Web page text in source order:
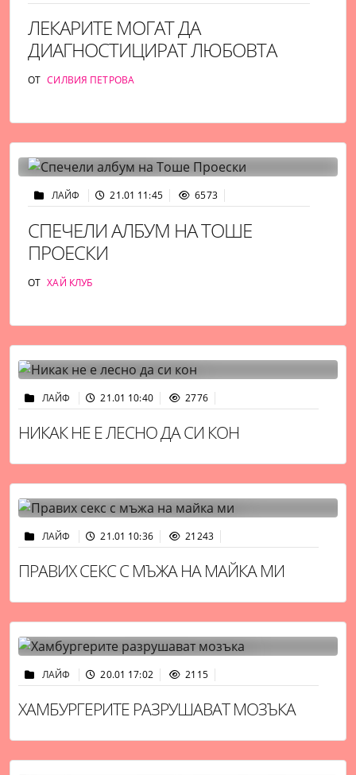
ЛЕКАРИТЕ МОГАТ ДА
ДИАГНОСТИЦИРАТ ЛЮБОВТА
ОТ СИЛВИЯ ПЕТРОВА
ЛАЙФ 21.01 11:45 6573
СПЕЧЕЛИ АЛБУМ НА ТОШЕ
ПРОЕСКИ
ОТ ХАЙ КЛУБ
ЛАЙФ 21.01 10:40 2776
НИКАК НЕ Е ЛЕСНО ДА СИ КОН
ЛАЙФ 21.01 10:36 21243
ПРАВИХ СЕКС С МЪЖА НА МАЙКА МИ
ЛАЙФ 20.01 17:02 2115
ХАМБУРГЕРИТЕ РАЗРУШАВАТ МОЗЪКА